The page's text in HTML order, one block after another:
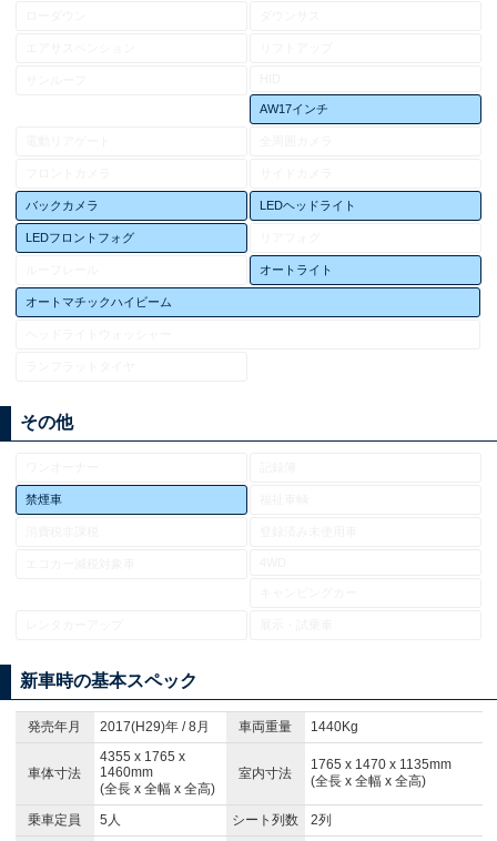
AW17インチ
バックカメラ LEDヘッドライト
LEDフロントフォグ
オートライト
オートマチックハイビーム
その他
禁煙車
新車時の基本スペック
発売年月 2017(H29)年 / 8月 車両重量 1440Kg
車体寸法
4355 x 1765 x
1460mm
(全長 x 全幅 x 全高)
室内寸法
1765 x 1470 x 1135mm
(全長 x 全幅 x 全高)
乗車定員 5人 シート列数
2列